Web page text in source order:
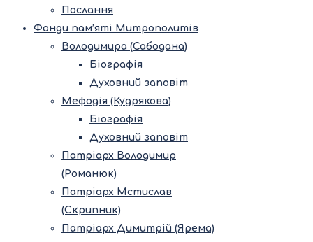
Послання
Фонди пам’яті Митрополитів
Володимира (Сабодана)
Біографія
Духовний заповіт
Мефодія (Кудрякова)
Біографія
Духовний заповіт
Патріарх Володимир
(Романюк)
Патріарх Мстислав
(Скрипник)
Патріарх Димитрій (Ярема)